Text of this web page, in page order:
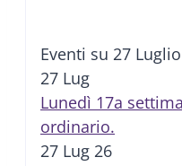
Eventi su 27
27 Lug
Lunedì 17a
ordinario.
27 Lug 26